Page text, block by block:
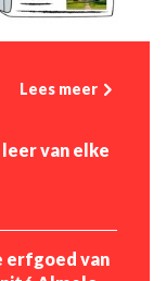
Lees meer
van elke
erfgoed van